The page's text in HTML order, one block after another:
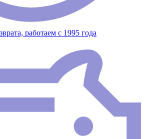
работаем с 1995 года